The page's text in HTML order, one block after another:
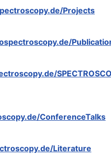
Projects
ConferenceTalks
Literature